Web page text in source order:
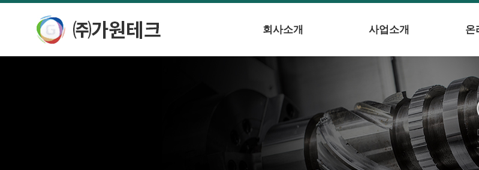
회사소개 사업소개 온